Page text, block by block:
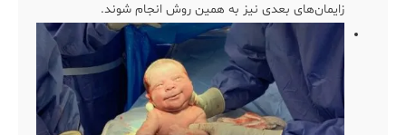
زایمان‌های بعدی نیز به همین روش انجام شوند.